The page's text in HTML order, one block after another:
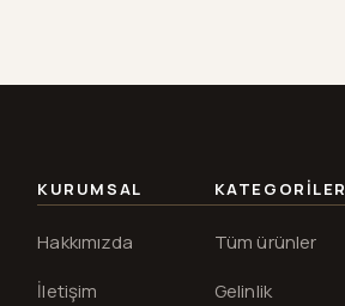
KURUMSAL
Hakkımızda
İletişim
KATEGORILER
Tüm ürünler
Gelinlik